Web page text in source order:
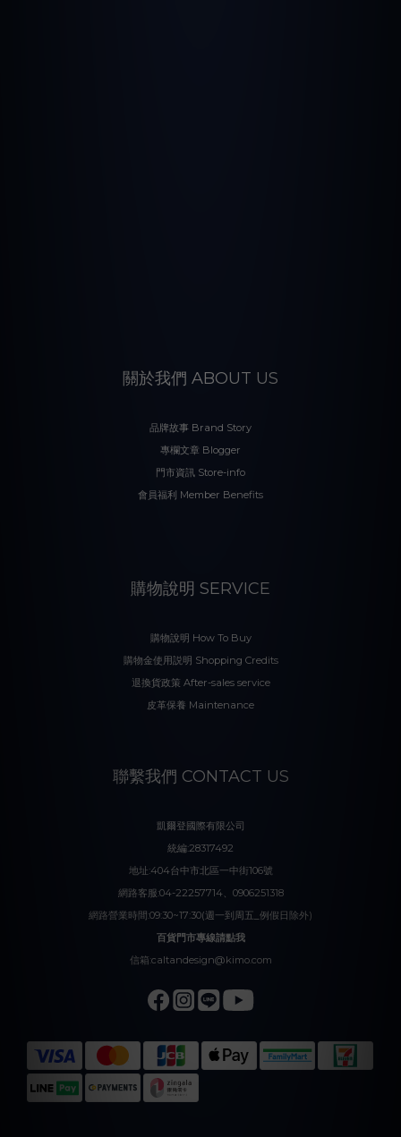
關於我們 ABOUT US
品牌故事 Brand Story
專欄文章 Blogger
門市資訊 Store-info
會員福利 Member Benefits
購物說明 SERVICE
購物說明 How To Buy
購物金使用説明 Shopping Credits
退換貨政策 After-sales service
皮革保養 Maintenance
聯繫我們 CONTACT US
凱爾登國際有限公司
統編:28317492
地址:404台中市北區一中街106號
網路客服:04-22257714、0906251318
網路營業時間:09:30~17:30(週一到周五_例假日除外)
百貨門市專線請點我
信箱:caltandesign@kimo.com